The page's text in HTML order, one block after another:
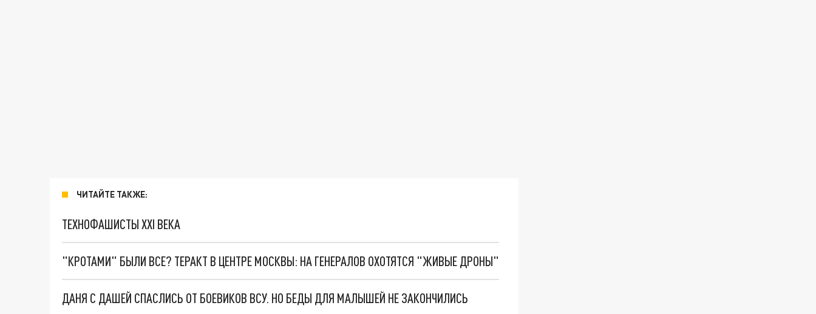
ЧИТАЙТЕ ТАКЖЕ:
ТЕХНОФАШИСТЫ XXI ВЕКА
"КРОТАМИ" БЫЛИ ВСЕ? ТЕРАКТ В ЦЕНТРЕ МОСКВЫ: НА ГЕНЕРАЛОВ ОХОТЯТСЯ "ЖИВЫЕ ДРОНЫ"
ДАНЯ С ДАШЕЙ СПАСЛИСЬ ОТ БОЕВИКОВ ВСУ. НО БЕДЫ ДЛЯ МАЛЫШЕЙ НЕ ЗАКОНЧИЛИСЬ